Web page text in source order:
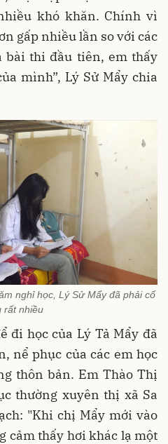
khó khăn. Chính vì
gấp nhiều lần so với các
bài thi đầu tiên, em thấy
mình”, Lý Sử Mẩy chia
nghỉ học, Lý Sử Mẩy đã phải cố
rất nhiều
đi học của Lý Tả Mẩy đã
nể phục của các em học
thôn bản. Em Thào Thị
thường xuyên thị xã Sa
"Khi chị Mẩy mới vào
cảm thấy hơi khác lạ một